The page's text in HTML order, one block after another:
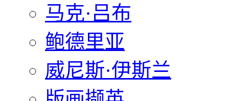
马克·吕布
鲍德里亚
威尼斯·伊斯兰